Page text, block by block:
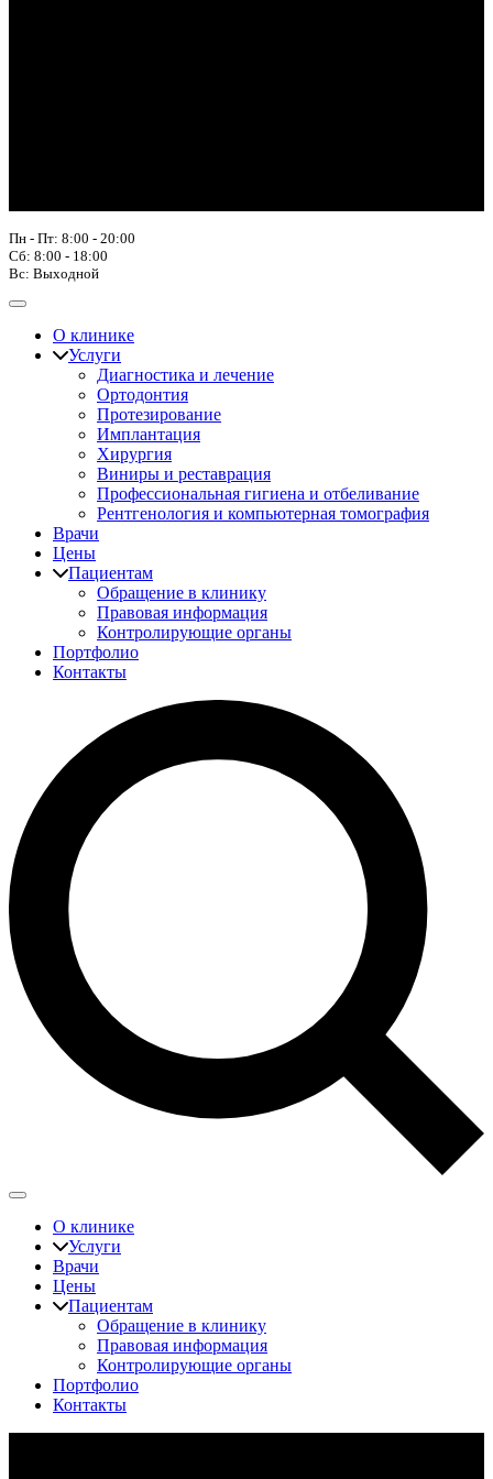
Пн - Пт: 8:00 - 20:00
Сб: 8:00 - 18:00
Вс: Выходной
О клинике
Услуги
Диагностика и лечение
Ортодонтия
Протезирование
Имплантация
Хирургия
Виниры и реставрация
Профессиональная гигиена и отбеливание
Рентгенология и компьютерная томография
Врачи
Цены
Пациентам
Обращение в клинику
Правовая информация
Контролирующие органы
Портфолио
Контакты
О клинике
Услуги
Врачи
Цены
Пациентам
Обращение в клинику
Правовая информация
Контролирующие органы
Портфолио
Контакты